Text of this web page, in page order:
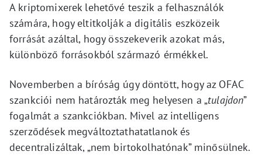
A kriptomixerek lehetővé teszik a felhasználók
számára, hogy eltitkolják a digitális eszközeik
forrását azáltal, hogy összekeverik azokat más,
különböző forrásokból származó érmékkel.
Novemberben a bíróság úgy döntött, hogy az OFAC
szankciói nem határozták meg helyesen a „tulajdon”
fogalmát a szankciókban. Mivel az intelligens
szerződések megváltoztathatatlanok és
decentralizáltak, „nem birtokolhatónak” minősülnek.